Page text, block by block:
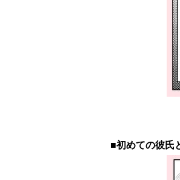
■初めての彼氏